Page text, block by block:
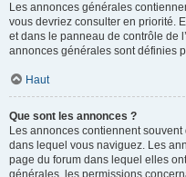
Les annonces générales
vous devriez consulter en priorité.
et dans le panneau de contrôle de
annonces générales sont définies
Haut
Que sont les annonces ?
Les annonces contiennent
dans lequel vous naviguez. Les
page du forum dans lequel elles
générales, les permissions